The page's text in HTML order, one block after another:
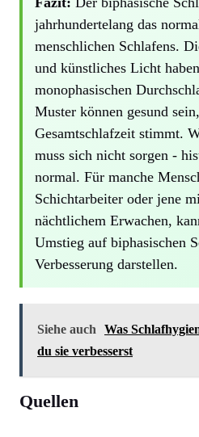
jahrhundertelang das
menschlichen Schlafens.
und künstliches Licht
monophasischen
Muster können gesund
Gesamtschlafzeit stimmt.
muss sich nicht sorgen -
normal. Für manche
Schichtarbeiter oder jene
nächtlichem Erwachen,
Umstieg auf biphasischen
Verbesserung darstellen.
Siehe auch
Was
du sie verbesserst
Quellen